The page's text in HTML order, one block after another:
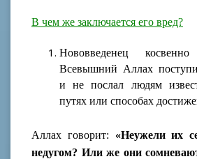
В чем же заключается его вред?
Нововведенец
Всевышний Аллах
и не послал людям
путях или способах
Аллах говорит: «Неужели их
недугом? Или же они